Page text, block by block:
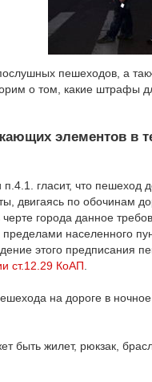
пешеходов, а
о том, какие штрафы
элементов в
гласит, что пешеход
двигаясь по обочинам
города данное
населенного
этого предписания
ст.12.29 КоАП
на дороге в ночное
быть жилет, рюкзак,